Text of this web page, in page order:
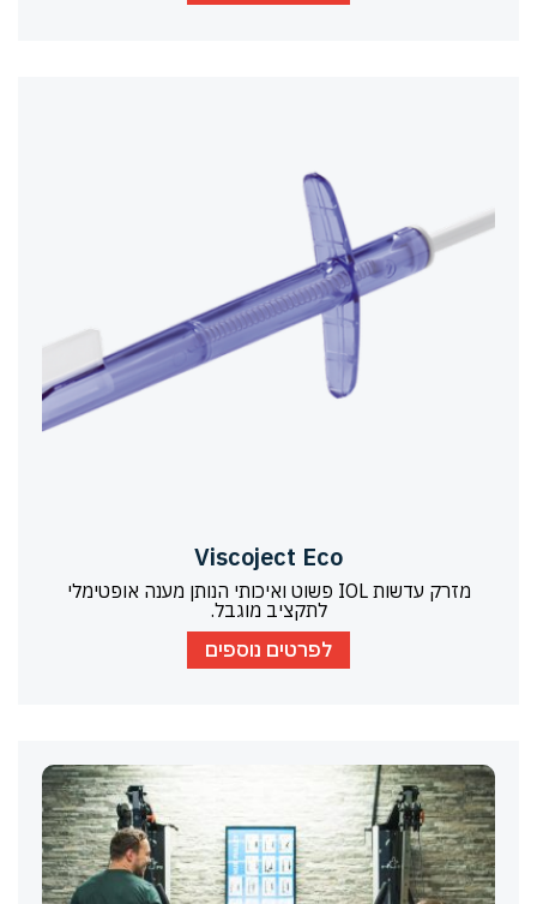
Viscoject Eco
מזרק עדשות IOL פשוט ואיכותי הנותן מענה אופטימלי
לתקציב מוגבל.
לפרטים נוספים